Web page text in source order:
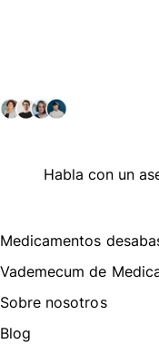
Habla con un
Medicamentos
Vademecum de
Sobre nosotros
Blog